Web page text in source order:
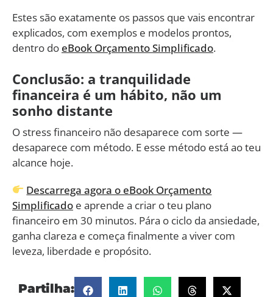
Estes são exatamente os passos que vais encontrar
explicados, com exemplos e modelos prontos,
dentro do eBook Orçamento Simplificado.
Conclusão: a tranquilidade
financeira é um hábito, não um
sonho distante
O stress financeiro não desaparece com sorte —
desaparece com método. E esse método está ao teu
alcance hoje.
Descarrega agora o eBook Orçamento
Simplificado e aprende a criar o teu plano
financeiro em 30 minutos. Pára o ciclo da ansiedade,
ganha clareza e começa finalmente a viver com
leveza, liberdade e propósito.
Partilha: